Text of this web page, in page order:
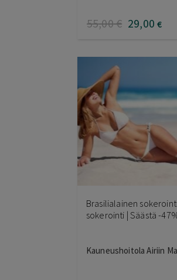
55,00€ 29,00 €
Brasilialainen
sokerointi | Säästä -
Kauneushoitola Airiin